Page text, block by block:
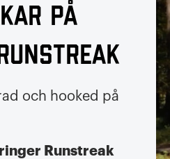
på
och hooked på
Runstreak